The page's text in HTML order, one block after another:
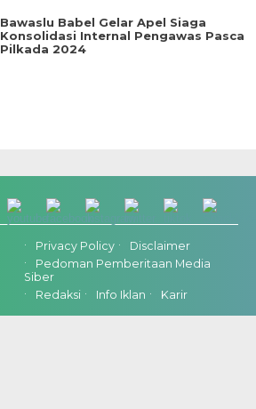
Bawaslu Babel Gelar Apel Siaga
Konsolidasi Internal Pengawas Pasca
Pilkada 2024
Privacy Policy
Disclaimer
Pedoman Pemberitaan Media
Siber
Redaksi
Info Iklan Karir